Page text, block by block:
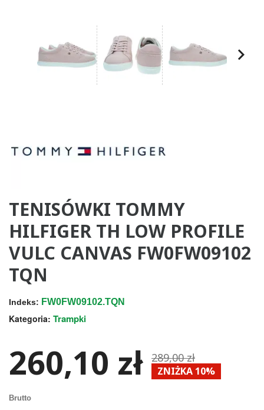
TENISÓWKI TOMMY
HILFIGER TH LOW PROFILE
VULC CANVAS FW0FW09102
TQN
Indeks: FW0FW09102.TQN
Kategoria: Trampki
260,10 zł 289,00 zł
ZNIŻKA 10%
Brutto